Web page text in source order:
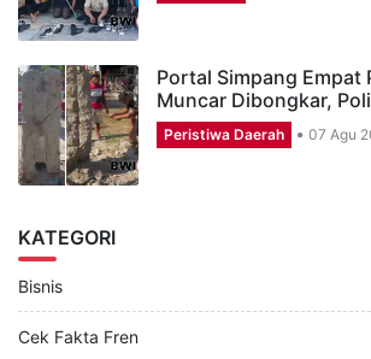
Portal Simpang Empat
Muncar Dibongkar,
Peristiwa Daerah 07 Agu
KATEGORI
Bisnis
Cek Fakta Fren